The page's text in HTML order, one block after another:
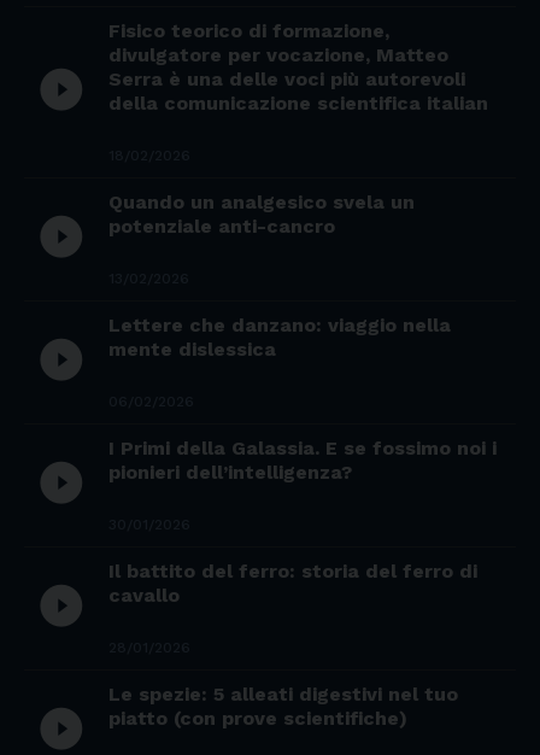
play_circle_filled
Fisico teorico di formazione,
divulgatore per vocazione, Matteo
Serra è una delle voci più autorevoli
della comunicazione scientifica italian
play_circle_filled
Quando un analgesico svela un
potenziale anti-cancro
play_circle_filled
Lettere che danzano: viaggio nella
mente dislessica
play_circle_filled
I Primi della Galassia. E se fossimo noi i
pionieri dell’intelligenza?
play_circle_filled
Il battito del ferro: storia del ferro di
cavallo
play_circle_filled
Le spezie: 5 alleati digestivi nel tuo
piatto (con prove scientifiche)